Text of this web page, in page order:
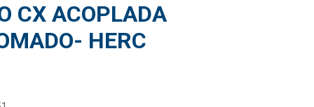
CX ACOPLADA
HERC